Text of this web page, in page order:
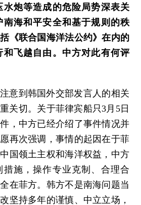
水炮等造成的危险局势深表关
南海和平安全和基于规则的秩
《联合国海洋法公约》在内的
和飞越自由。中方对此有何评
意到韩国外交部发言人的相关
关切。关于菲律宾船只3月5日
，中方已经介绍了事件情况并
再次强调，事情的起因在于菲
国领土主权和海洋权益，中方
施，操作专业克制、合理合
在菲方。韩方不是南海问题当
坚持多年的谨慎、中立立场，